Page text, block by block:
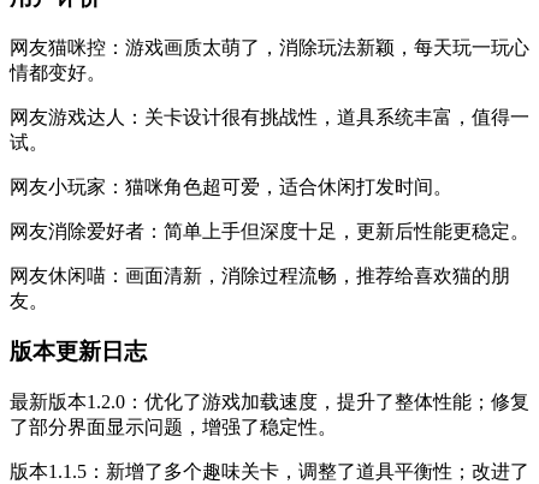
网友猫咪控：游戏画质太萌了，消除玩法新颖，每天玩一玩心
情都变好。
网友游戏达人：关卡设计很有挑战性，道具系统丰富，值得一
试。
网友小玩家：猫咪角色超可爱，适合休闲打发时间。
网友消除爱好者：简单上手但深度十足，更新后性能更稳定。
网友休闲喵：画面清新，消除过程流畅，推荐给喜欢猫的朋
友。
版本更新日志
最新版本1.2.0：优化了游戏加载速度，提升了整体性能；修复
了部分界面显示问题，增强了稳定性。
版本1.1.5：新增了多个趣味关卡，调整了道具平衡性；改进了